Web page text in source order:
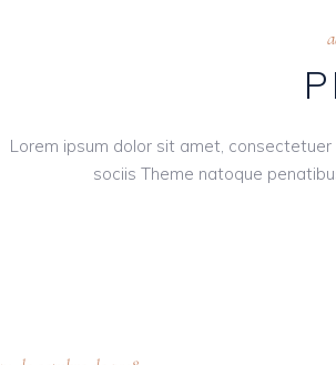
Lorem ipsum dolor sit amet,
sociis Theme natoque